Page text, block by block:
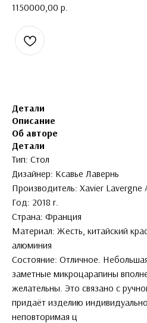
1150000,00 р.
Детали
Описание
Об авторе
Детали
Тип: Стол
Дизайнер: Ксавье Лавернь
Производитель: Xavier Lavergne
Год: 2018 г.
Страна: Франция
Материал: Жесть, китайский
алюминия
Состояние: Отличное.
заметные микроцарапины
желательны. Это связано с
придаёт изделию
неповторимая ц